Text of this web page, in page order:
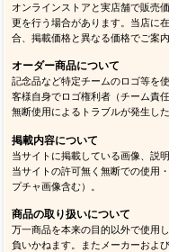
オンラインストアと実店舗で販売
更を行う場合があります。当店に
合、掲載価格と異なる価格でご案
オーダー商品について
記念品など特定チームのロゴ等を
客様自身でロゴ権利者（チーム責
無断使用によるトラブルが発生し
掲載内容について
当サイトに掲載している画像、説
当サイトの許可無く無断での使用
プチャ画像含む）。
商品の取り扱いについて
万一商品を本来の目的以外で使用
負いかねます。またメーカーおよ